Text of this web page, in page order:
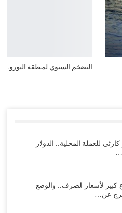
للعملة المحلية.. الدولار
كبير لأسعار الصرف.. والوضع
عن…